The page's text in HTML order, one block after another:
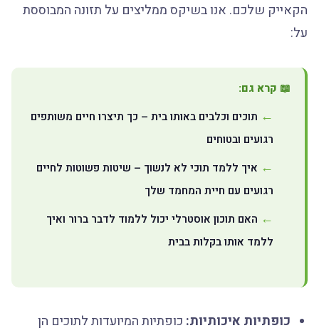
הקאייק שלכם. אנו בשיקס ממליצים על תזונה המבוססת
על:
📖 קרא גם:
תוכים וכלבים באותו בית – כך תיצרו חיים משותפים
רגועים ובטוחים
איך ללמד תוכי לא לנשוך – שיטות פשוטות לחיים
רגועים עם חיית המחמד שלך
האם תוכון אוסטרלי יכול ללמוד לדבר ברור ואיך
ללמד אותו בקלות בבית
כופתיות איכותיות:כופתיות המיועדות לתוכים הן